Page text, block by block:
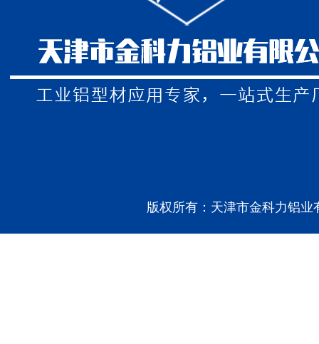
版权所有：天津市金科力铝